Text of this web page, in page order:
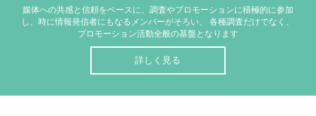
媒体への共感と信頼をベースに、調査やプロモーションに積極的に参加
し、時に情報発信者にもなるメンバーがそろい、
各種調査だけでなく、
プロモーション活動全般の基盤となります
詳しく見る